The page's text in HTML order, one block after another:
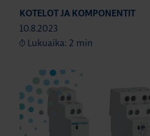
KOTELOT JA KOMPONENTIT
10.8.2023
Lukuaika: 2 min